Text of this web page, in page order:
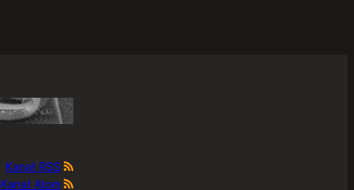
Kanał RSS
Kanał Atom